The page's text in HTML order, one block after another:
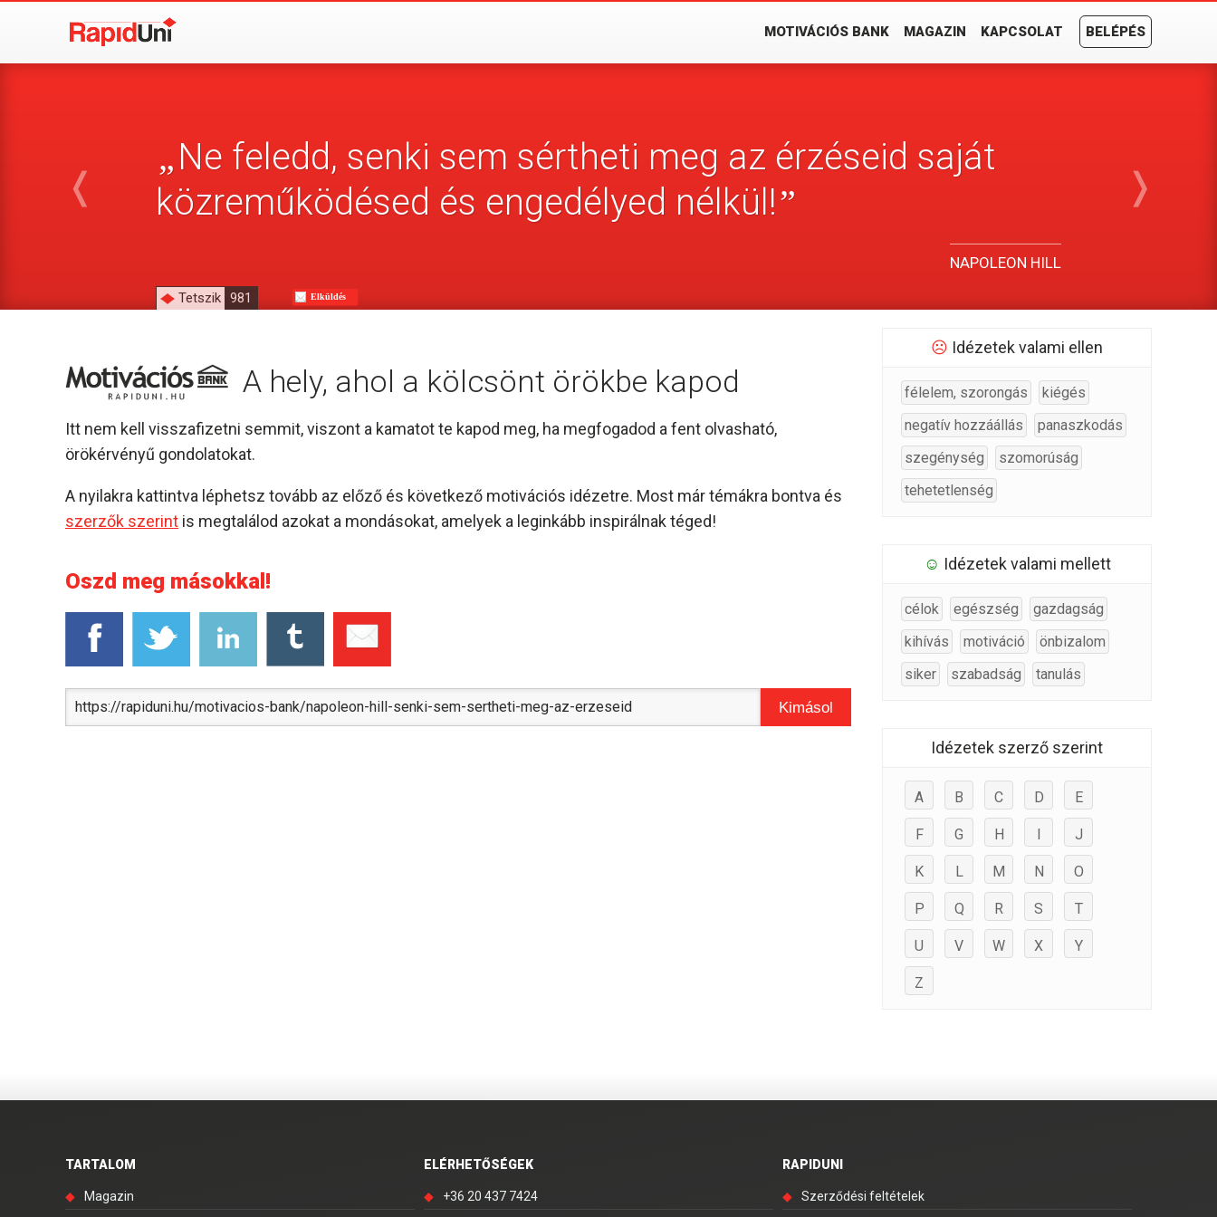
MOTIVÁCIÓS BANK MAGAZIN KAPCSOLAT BELÉPÉS
❬
„Ne feledd, senki sem sértheti meg az érzéseid saját
közreműködésed és engedélyed nélkül!”
NAPOLEON HILL
❭
Tetszik 981 Elküldés
A hely, ahol a kölcsönt örökbe kapod
Itt nem kell visszafizetni semmit, viszont a kamatot te kapod meg, ha megfogadod a fent olvasható,
örökérvényű gondolatokat.
A nyilakra kattintva léphetsz tovább az előző és következő motivációs idézetre. Most már témákra bontva és
szerzők szerint is megtalálod azokat a mondásokat, amelyek a leginkább inspirálnak téged!
Oszd meg másokkal!
Kimásol
☹ Idézetek valami ellen
félelem, szorongás
kiégés
negatív hozzáállás
panaszkodás
szegénység
szomorúság
tehetetlenség
☺ Idézetek valami mellett
célok egészség
gazdagság
kihívás
motiváció
önbizalom
siker
szabadság tanulás
Idézetek szerző szerint
A B C D E
F G H I J
K L M N O
P Q R S T
U V W X Y
Z
TARTALOM
◆
Magazin
ELÉRHETŐSÉGEK
◆
+36 20 437 7424
RAPIDUNI
◆
Szerződési feltételek